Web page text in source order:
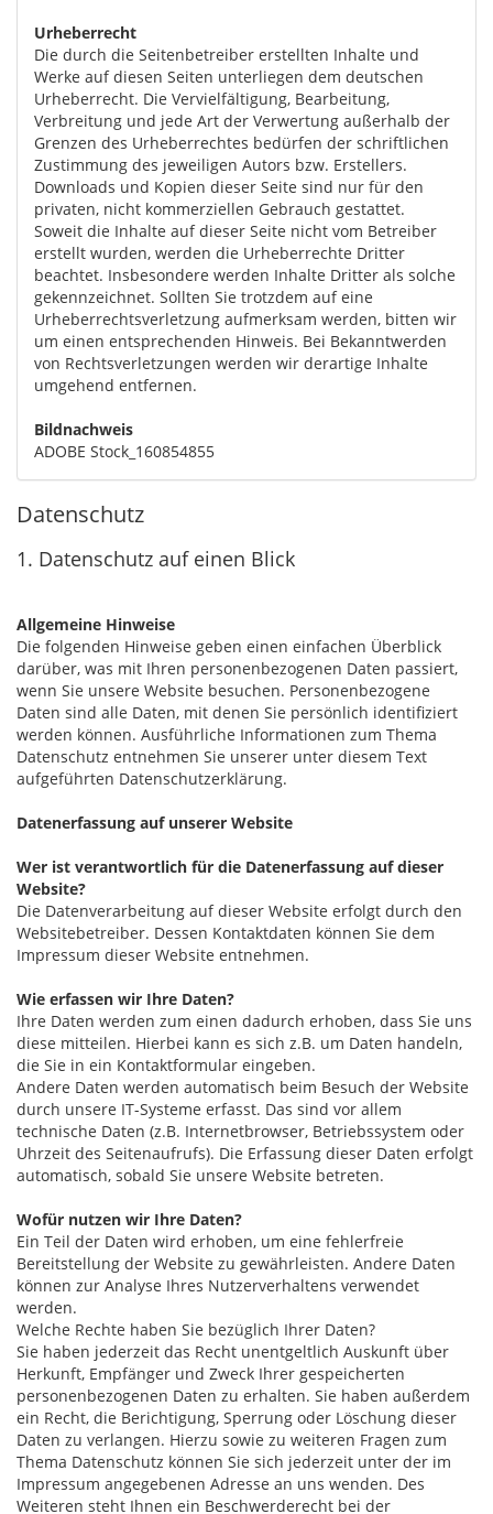
Urheberrecht
Die durch die Seitenbetreiber erstellten Inhalte und
Werke auf diesen Seiten unterliegen dem deutschen
Urheberrecht. Die Vervielfältigung, Bearbeitung,
Verbreitung und jede Art der Verwertung außerhalb der
Grenzen des Urheberrechtes bedürfen der schriftlichen
Zustimmung des jeweiligen Autors bzw. Erstellers.
Downloads und Kopien dieser Seite sind nur für den
privaten, nicht kommerziellen Gebrauch gestattet.
Soweit die Inhalte auf dieser Seite nicht vom Betreiber
erstellt wurden, werden die Urheberrechte Dritter
beachtet. Insbesondere werden Inhalte Dritter als solche
gekennzeichnet. Sollten Sie trotzdem auf eine
Urheberrechtsverletzung aufmerksam werden, bitten wir
um einen entsprechenden Hinweis. Bei Bekanntwerden
von Rechtsverletzungen werden wir derartige Inhalte
umgehend entfernen.
Bildnachweis
ADOBE Stock_160854855
Datenschutz
1. Datenschutz auf einen Blick
Allgemeine Hinweise
Die folgenden Hinweise geben einen einfachen Überblick
darüber, was mit Ihren personenbezogenen Daten passiert,
wenn Sie unsere Website besuchen. Personenbezogene
Daten sind alle Daten, mit denen Sie persönlich identifiziert
werden können. Ausführliche Informationen zum Thema
Datenschutz entnehmen Sie unserer unter diesem Text
aufgeführten Datenschutzerklärung.
Datenerfassung auf unserer Website
Wer ist verantwortlich für die Datenerfassung auf dieser
Website?
Die Datenverarbeitung auf dieser Website erfolgt durch den
Websitebetreiber. Dessen Kontaktdaten können Sie dem
Impressum dieser Website entnehmen.
Wie erfassen wir Ihre Daten?
Ihre Daten werden zum einen dadurch erhoben, dass Sie uns
diese mitteilen. Hierbei kann es sich z.B. um Daten handeln,
die Sie in ein Kontaktformular eingeben.
Andere Daten werden automatisch beim Besuch der Website
durch unsere IT-Systeme erfasst. Das sind vor allem
technische Daten (z.B. Internetbrowser, Betriebssystem oder
Uhrzeit des Seitenaufrufs). Die Erfassung dieser Daten erfolgt
automatisch, sobald Sie unsere Website betreten.
Wofür nutzen wir Ihre Daten?
Ein Teil der Daten wird erhoben, um eine fehlerfreie
Bereitstellung der Website zu gewährleisten. Andere Daten
können zur Analyse Ihres Nutzerverhaltens verwendet
werden.
Welche Rechte haben Sie bezüglich Ihrer Daten?
Sie haben jederzeit das Recht unentgeltlich Auskunft über
Herkunft, Empfänger und Zweck Ihrer gespeicherten
personenbezogenen Daten zu erhalten. Sie haben außerdem
ein Recht, die Berichtigung, Sperrung oder Löschung dieser
Daten zu verlangen. Hierzu sowie zu weiteren Fragen zum
Thema Datenschutz können Sie sich jederzeit unter der im
Impressum angegebenen Adresse an uns wenden. Des
Weiteren steht Ihnen ein Beschwerderecht bei der